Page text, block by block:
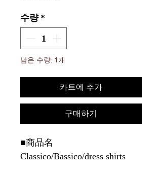
수량 *
남은 수량: 1개
카트에 추가
구매하기
■商品名
Classico/Bassico/dress shirts